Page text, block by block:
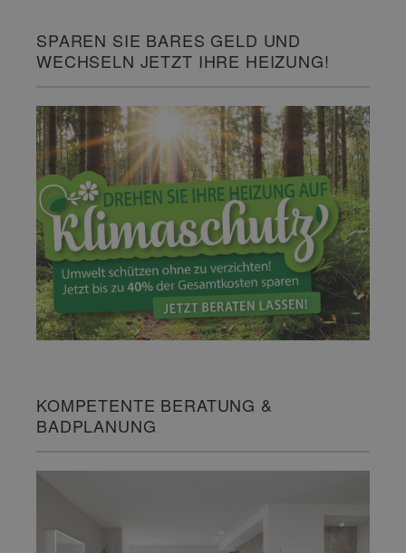
SPAREN SIE BARES GELD UND
WECHSELN JETZT IHRE HEIZUNG!
KOMPETENTE BERATUNG &
BADPLANUNG